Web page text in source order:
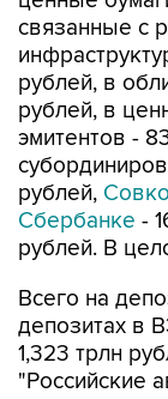
связанные с
рублей, в
рублей, в
эмитентов -
рублей,
Сбербанке -
рублей. В
Всего на
депозитах в
1,323 трлн
"Российские